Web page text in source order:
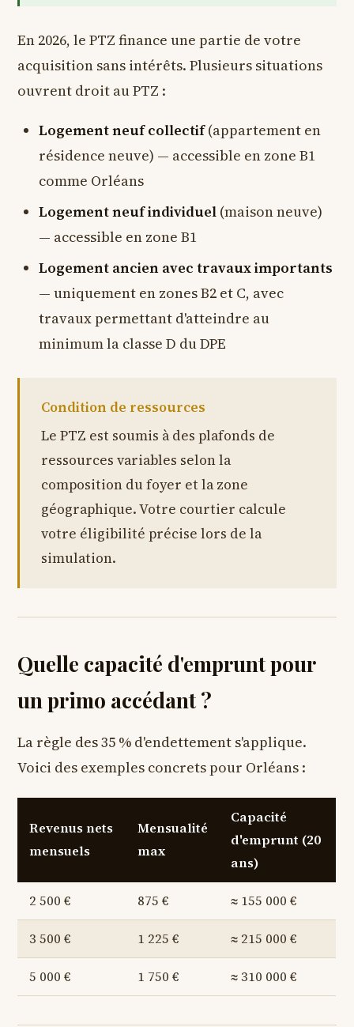
En 2026, le PTZ finance une partie de votre
acquisition sans intérêts. Plusieurs situations
ouvrent droit au PTZ :
Logement neuf collectif(appartement en
résidence neuve) — accessible en zone B1
comme Orléans
Logement neuf individuel (maison neuve)
— accessible en zone B1
Logement ancien avec travaux importants
— uniquement en zones B2 et C, avec
travaux permettant d'atteindre au
minimum la classe D du DPE
Condition de ressources
Le PTZ est soumis à des plafonds de
ressources variables selon la
composition du foyer et la zone
géographique. Votre courtier calcule
votre éligibilité précise lors de la
simulation.
Quelle capacité d'emprunt pour
un primo accédant ?
La règle des 35 % d'endettement s'applique.
Voici des exemples concrets pour Orléans :
Revenus nets
mensuels
Mensualité
max
Capacité
d'emprunt (20
ans)
2 500 € 875 € ≈ 155 000 €
3 500 € 1 225 € ≈ 215 000 €
5 000 € 1 750 € ≈ 310 000 €